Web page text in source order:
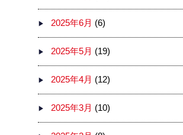
2025年6月 (6)
2025年5月 (19)
2025年4月 (12)
2025年3月 (10)